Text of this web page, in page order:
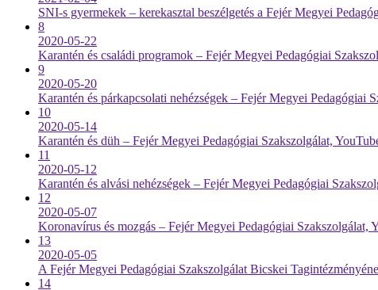
SNI-s gyermekek – kerekasztal beszélgetés a Fejér Megyei
8
2020-05-22
Karantén és családi programok – Fejér Megyei Pedagógiai
9
2020-05-20
Karantén és párkapcsolati nehézségek – Fejér Megyei Pedagógiai
10
2020-05-14
Karantén és düh – Fejér Megyei Pedagógiai Szakszolgálat,
11
2020-05-12
Karantén és alvási nehézségek – Fejér Megyei Pedagógiai
12
2020-05-07
Koronavírus és mozgás – Fejér Megyei Pedagógiai Szakszolgálat,
13
2020-05-05
A Fejér Megyei Pedagógiai Szakszolgálat Bicskei
14